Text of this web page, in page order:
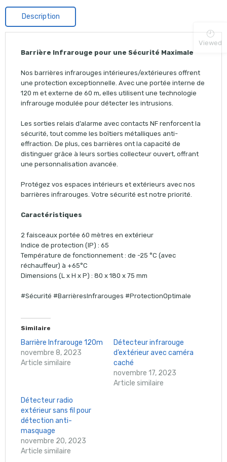
Description
Barrière Infrarouge pour une Sécurité Maximale
Nos barrières infrarouges intérieures/extérieures offrent
une protection exceptionnelle. Avec une portée interne de
120 m et externe de 60 m, elles utilisent une technologie
infrarouge modulée pour détecter les intrusions.
Les sorties relais d’alarme avec contacts NF renforcent la
sécurité, tout comme les boîtiers métalliques anti-
effraction. De plus, ces barrières ont la capacité de
distinguer grâce à leurs sorties collecteur ouvert, offrant
une personnalisation avancée.
Protégez vos espaces intérieurs et extérieurs avec nos
barrières infrarouges. Votre sécurité est notre priorité.
Caractéristiques
2 faisceaux portée 60 mètres en extérieur
Indice de protection (IP) : 65
Température de fonctionnement : de -25 °C (avec
réchauffeur) à +65°C
Dimensions (L x H x P) : 80 x 180 x 75 mm
#Sécurité #BarrièresInfrarouges #ProtectionOptimale
Similaire
Barrière Infrarouge 120m
novembre 8, 2023
Article similaire
Détecteur infrarouge
d’extérieur avec caméra
caché
novembre 17, 2023
Article similaire
Détecteur radio
extérieur sans fil pour
détection anti-
masquage
novembre 20, 2023
Article similaire
Viewed